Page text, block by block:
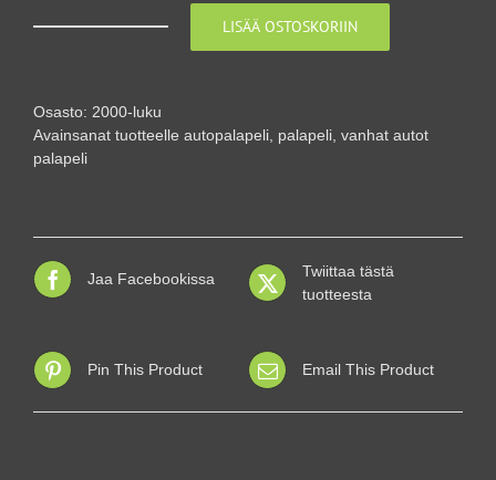
määrä
LISÄÄ OSTOSKORIIN
Osasto: 2000-luku
Avainsanat tuotteelle autopalapeli palapeli vanhat autot
palapeli
Jaa Facebookissa
Twiittaa tästä
tuotteesta
Pin This Product Email This Product